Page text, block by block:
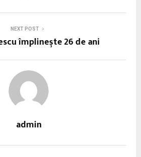
NEXT POST
împlinește 26 de ani
admin